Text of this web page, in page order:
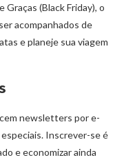
Graças (Black Friday), o
acompanhados de
e planeje sua viagem
newsletters por e-
Inscrever-se é
e economizar ainda